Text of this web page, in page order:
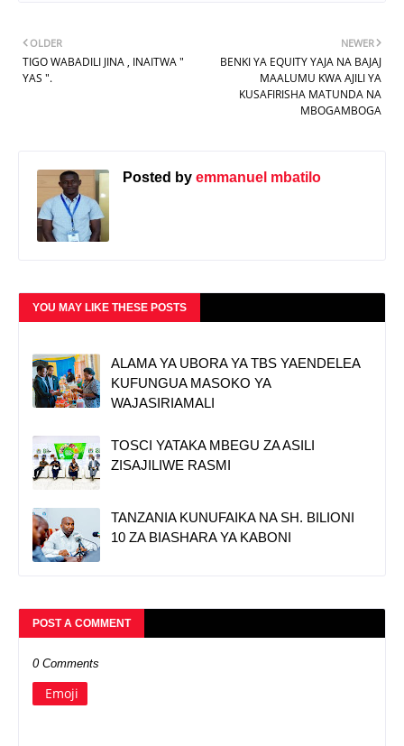
NEWER
BENKI YA EQUITY YAJA NA BAJAJ
MAALUMU KWA AJILI YA
KUSAFIRISHA MATUNDA NA
MBOGAMBOGA
OLDER
TIGO WABADILI JINA , INAITWA "
YAS ".
Posted by emmanuel mbatilo
YOU MAY LIKE THESE POSTS
ALAMA YA UBORA YA TBS YAENDELEA
KUFUNGUA MASOKO YA
WAJASIRIAMALI
TOSCI YATAKA MBEGU ZA ASILI
ZISAJILIWE RASMI
TANZANIA KUNUFAIKA NA SH. BILIONI
10 ZA BIASHARA YA KABONI
POST A COMMENT
0 Comments
Emoji